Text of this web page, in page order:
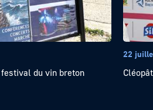
du vin breton
22